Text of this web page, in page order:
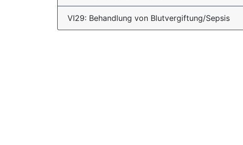
VI29: Behandlung von Blutvergiftung/Sepsis